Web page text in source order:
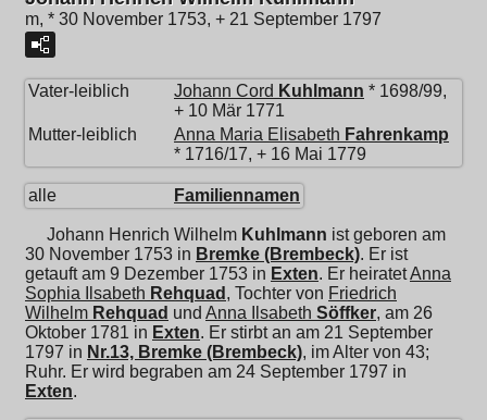
m, * 30 November 1753, + 21 September 1797
Vater-leiblich Johann Cord Kuhlmann * 1698/99,
+ 10 Mär 1771
Mutter-leiblich
Anna Maria Elisabeth Fahrenkamp
* 1716/17, + 16 Mai 1779
alle Familiennamen
Johann Henrich Wilhelm Kuhlmann ist geboren am
30 November 1753 in Bremke (Brembeck). Er ist
getauft am 9 Dezember 1753 in Exten. Er heiratetAnna
Sophia Ilsabeth Rehquad , Tochter von Friedrich
Wilhelm Rehquad und Anna Ilsabeth Söffker, am 26
Oktober 1781 in Exten. Er stirbt an am 21 September
1797 in Nr.13, Bremke (Brembeck), im Alter von 43;
Ruhr. Er wird begraben am 24 September 1797 in
Exten.